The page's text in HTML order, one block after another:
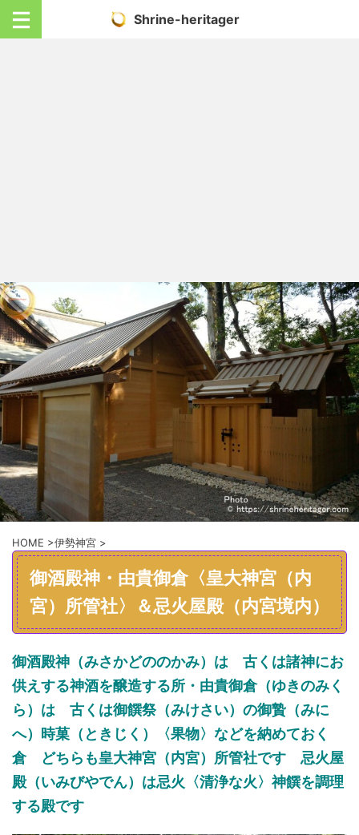
Shrine-heritager
HOME >伊勢神宮 >
御酒殿神・由貴御倉〈皇大神宮（内
宮）所管社〉＆忌火屋殿（内宮境内）
御酒殿神（みさかどののかみ） は 古くは諸神にお
供えする神酒を醸造する所・由貴御倉（ゆきのみく
ら）は 古くは御饌祭（みけさい）の御贄（みに
へ）時菓（ときじく）〈果物〉 などを納めておく
倉どちらも皇大神宮（内宮）所管社です 忌火屋
殿（いみびやでん）は忌火〈清浄な火〉神饌を調理
する殿です